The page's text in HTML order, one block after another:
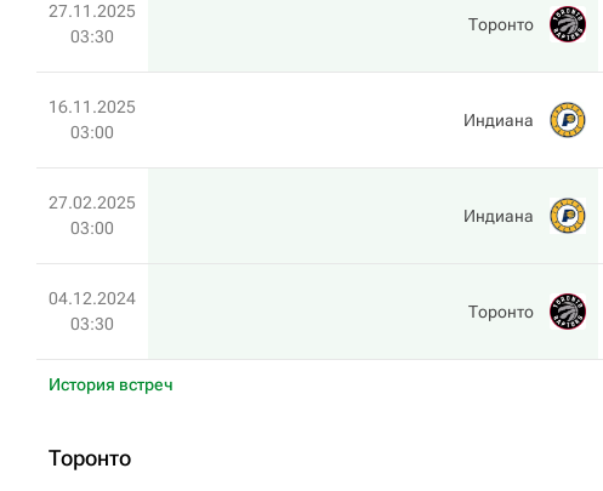
27.11.2025
03:30
Торонто
16.11.2025
03:00
Индиана
27.02.2025
03:00
Индиана
04.12.2024
03:30
Торонто
История встреч
Торонто